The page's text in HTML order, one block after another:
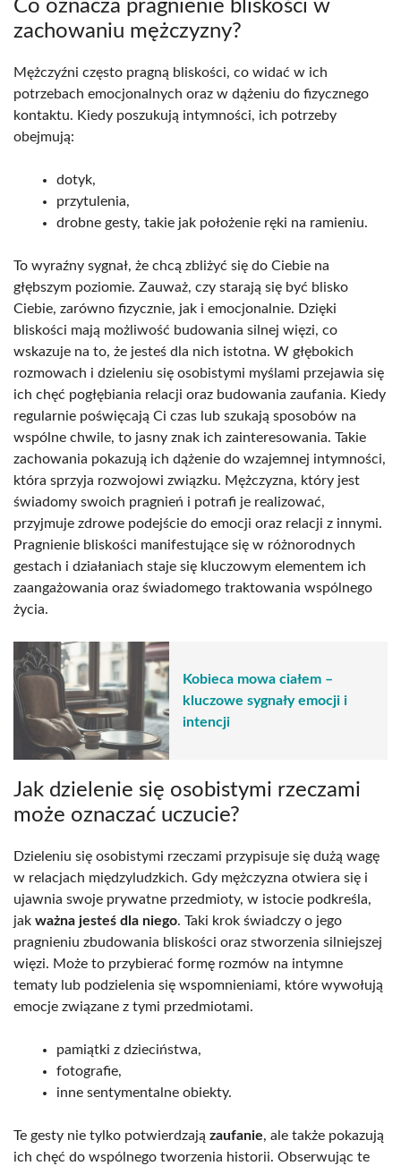
Co oznacza pragnienie bliskości w
zachowaniu mężczyzny?
Mężczyźni często pragną bliskości, co widać w ich
potrzebach emocjonalnych oraz w dążeniu do fizycznego
kontaktu. Kiedy poszukują intymności, ich potrzeby
obejmują:
dotyk,
przytulenia,
drobne gesty, takie jak położenie ręki na ramieniu.
To wyraźny sygnał, że chcą zbliżyć się do Ciebie na
głębszym poziomie. Zauważ, czy starają się być blisko
Ciebie, zarówno fizycznie, jak i emocjonalnie. Dzięki
bliskości mają możliwość budowania silnej więzi, co
wskazuje na to, że jesteś dla nich istotna. W głębokich
rozmowach i dzieleniu się osobistymi myślami przejawia się
ich chęć pogłębiania relacji oraz budowania zaufania. Kiedy
regularnie poświęcają Ci czas lub szukają sposobów na
wspólne chwile, to jasny znak ich zainteresowania. Takie
zachowania pokazują ich dążenie do wzajemnej intymności,
która sprzyja rozwojowi związku. Mężczyzna, który jest
świadomy swoich pragnień i potrafi je realizować,
przyjmuje zdrowe podejście do emocji oraz relacji z innymi.
Pragnienie bliskości manifestujące się w różnorodnych
gestach i działaniach staje się kluczowym elementem ich
zaangażowania oraz świadomego traktowania wspólnego
życia.
Kobieca mowa ciałem –
kluczowe sygnały emocji i
intencji
Jak dzielenie się osobistymi rzeczami
może oznaczać uczucie?
Dzieleniu się osobistymi rzeczami przypisuje się dużą wagę
w relacjach międzyludzkich. Gdy mężczyzna otwiera się i
ujawnia swoje prywatne przedmioty, w istocie podkreśla,
jak ważna jesteś dla niego. Taki krok świadczy o jego
pragnieniu zbudowania bliskości oraz stworzenia silniejszej
więzi. Może to przybierać formę rozmów na intymne
tematy lub podzielenia się wspomnieniami, które wywołują
emocje związane z tymi przedmiotami.
pamiątki z dzieciństwa,
fotografie,
inne sentymentalne obiekty.
Te gesty nie tylko potwierdzają zaufanie, ale także pokazują
ich chęć do wspólnego tworzenia historii. Obserwując te